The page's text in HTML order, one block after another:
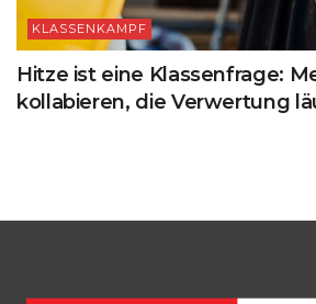
KLASSENKAMPF
Hitze ist eine Klassenfrage:
kollabieren, die Verwertung